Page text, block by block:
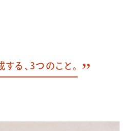
る、3つのこと。